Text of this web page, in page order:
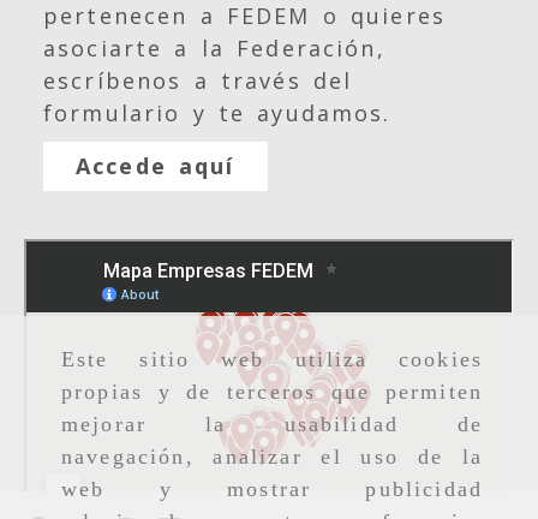
Este sitio web utiliza cookies
propias y de terceros que permiten
mejorar la usabilidad de
navegación, analizar el uso de la
web y mostrar publicidad
pertenecen a FEDEM o quieres
asociarte a la Federación,
escríbenos a través del
formulario y te ayudamos.
Accede aquí